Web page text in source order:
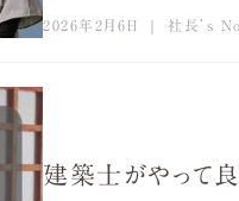
2026年2月6日 社長’s
建築士がやって良